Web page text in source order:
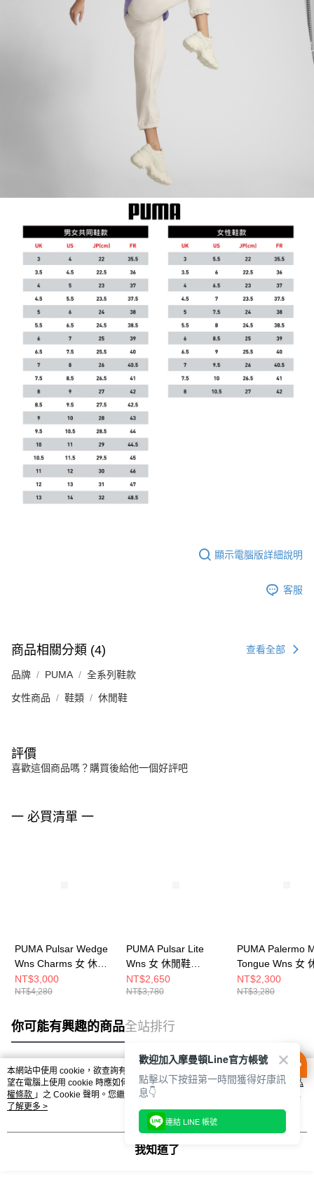
顯示電腦版詳細說明
客服
商品相關分類 (4) 查看全部
品牌 PUMA 全系列鞋款
女性商品 鞋類 休閒鞋
評價
喜歡這個商品嗎？購買後給他一個好評吧
一 必買清單 一
PUMA Pulsar Wedge
Wns Charms 女 休閒
鞋 40097301
NT$3,000
NT$4,280
PUMA Pulsar Lite
Wns 女 休閒鞋
40185803
NT$2,650
NT$3,780
PUMA Palermo
Tongue Wns 女
鞋 40167901
NT$2,300
NT$3,280
你可能有興趣的商品全站排行
熱門標籤
本網站中使用 cookie，欲查詢有關本網站使用 cookie 方式之詳情，及若您不希
望在電腦上使用 cookie 時應如何變更電腦的 cookie 設定，請參閱本網站「
隱私
權條款 」之 Cookie 聲明。您繼續使用本網站即表示您同意本公司得按本網站使
用條款之 Cookie 聲明使用 cookie。
了解更多 >
我知道了
歡迎加入摩曼頓Line官方帳號
點擊以下按鈕第一時間獲得好康訊
息👇
連結 LINE 帳號